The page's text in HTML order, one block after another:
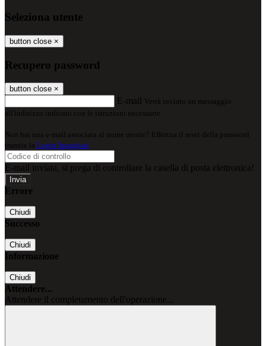
Seleziona utente
button close ×
Recupero password
button close ×
E-mail Verrà inviato un messaggio
all'indirizzo indicato con le istruzioni necessarie.
Non hai una e-mail associata al nome utente? Effettua il reset della password
tramite la Login Spaggiari
E-mail inviata, si prega di controllare la casella di posta elettronica!
Errore
Chiudi
Successo
Chiudi
Informazione
Chiudi
Attendere...
Attendere il completamento dell'operazione...